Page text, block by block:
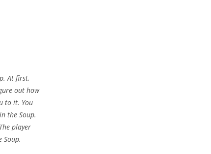
At first,
out how
to it. You
the Soup.
player
Soup.